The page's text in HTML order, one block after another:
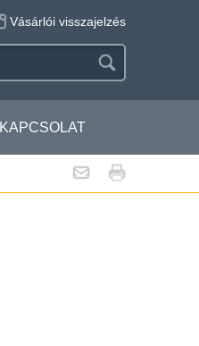
Vásárlói visszajelzés
KAPCSOLAT